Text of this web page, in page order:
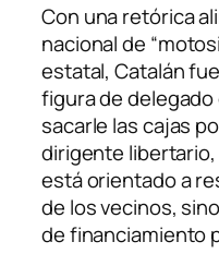
Con una retórica
nacional de
estatal, Catalán
figura de
sacarle las cajas
dirigente
está orientado a
de los vecinos,
de financiamiento